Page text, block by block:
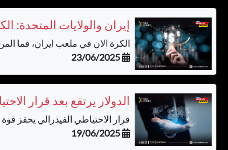
إيران والولايات المتحدة:
الكرة الان في ملعب ايران، فما
23/06/2025
الدولار يرتفع بعد قرار
قرار الاحتياطي الفيدرالي يحفز قوة
19/06/2025